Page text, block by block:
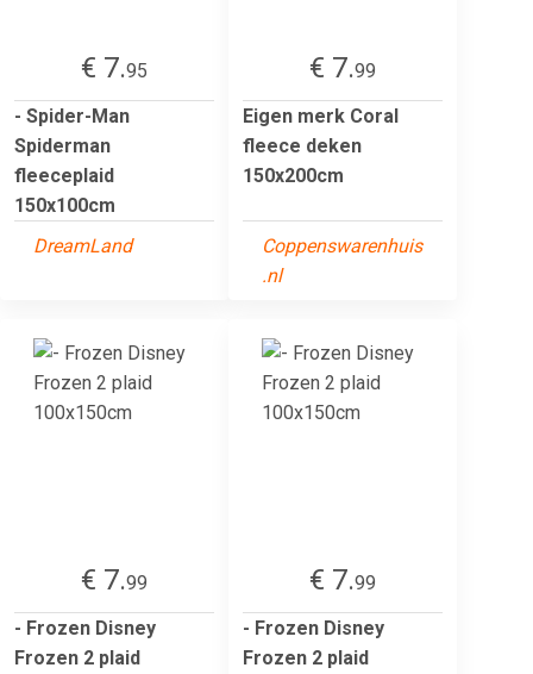
€ 7.95
- Spider-Man
Spiderman
fleeceplaid
150x100cm
DreamLand
€ 7.99
Eigen merk Coral
fleece deken
150x200cm
Coppenswarenhuis
.nl
€ 7.99
- Frozen Disney
Frozen 2 plaid
€ 7.99
- Frozen Disney
Frozen 2 plaid